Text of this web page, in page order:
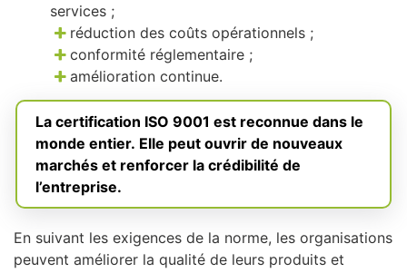
services ;
réduction des coûts opérationnels ;
conformité réglementaire ;
amélioration continue.
La certification ISO 9001 est reconnue dans le
monde entier. Elle peut ouvrir de nouveaux
marchés et renforcer la crédibilité de
l’entreprise.
En suivant les exigences de la norme, les organisations
peuvent améliorer la qualité de leurs produits et